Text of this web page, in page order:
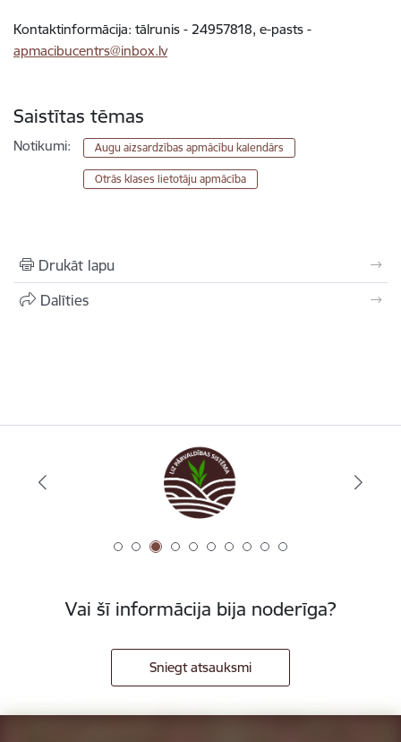
Kontaktinformācija: tālrunis - 24957818, e-pasts -
apmacibucentrs@inbox.lv
Saistītas tēmas
Notikumi: Augu aizsardzības apmācību kalendārs
Otrās klases lietotāju apmācība
Drukāt lapu
Dalīties
Vai šī informācija bija noderīga?
Sniegt atsauksmi